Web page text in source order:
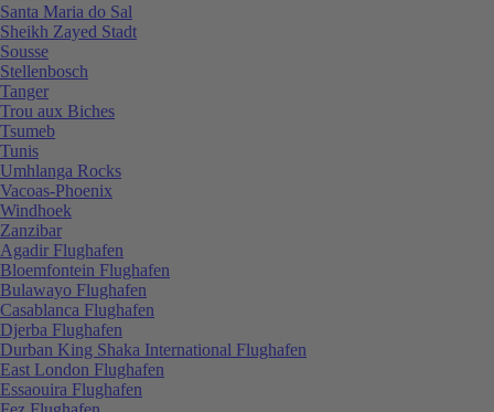
Santa Maria do Sal
Sheikh Zayed Stadt
Sousse
Stellenbosch
Tanger
Trou aux Biches
Tsumeb
Tunis
Umhlanga Rocks
Vacoas-Phoenix
Windhoek
Zanzibar
Agadir Flughafen
Bloemfontein Flughafen
Bulawayo Flughafen
Casablanca Flughafen
Djerba Flughafen
Durban King Shaka International Flughafen
East London Flughafen
Essaouira Flughafen